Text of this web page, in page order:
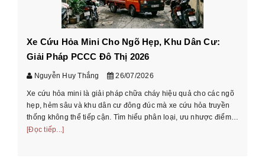
Xe Cứu Hỏa Mini Cho Ngõ Hẹp, Khu Dân Cư:
Giải Pháp PCCC Đô Thị 2026
Nguyễn Huy Thắng 26/07/2026
Xe cứu hỏa mini là giải pháp chữa cháy hiệu quả cho các ngõ
hẹp, hẻm sâu và khu dân cư đông đúc mà xe cứu hỏa truyền
thống không thể tiếp cận. Tìm hiểu phân loại, ưu nhược điểm
và cách chọn xe phù ...
[Đọc tiếp...]